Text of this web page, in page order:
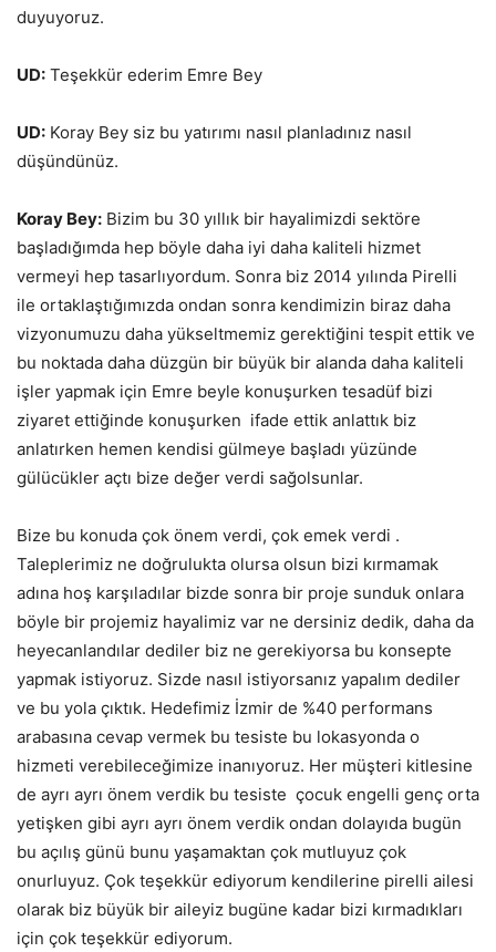
duyuyoruz.
UD: Teşekkür ederim Emre Bey
UD: Koray Bey siz bu yatırımı nasıl planladınız nasıl
düşündünüz.
Koray Bey: Bizim bu 30 yıllık bir hayalimizdi sektöre
başladığımda hep böyle daha iyi daha kaliteli hizmet
vermeyi hep tasarlıyordum. Sonra biz 2014 yılında Pirelli
ile ortaklaştığımızda ondan sonra kendimizin biraz daha
vizyonumuzu daha yükseltmemiz gerektiğini tespit ettik ve
bu noktada daha düzgün bir büyük bir alanda daha kaliteli
işler yapmak için Emre beyle konuşurken tesadüf bizi
ziyaret ettiğinde konuşurken ifade ettik anlattık biz
anlatırken hemen kendisi gülmeye başladı yüzünde
gülücükler açtı bize değer verdi sağolsunlar.
Bize bu konuda çok önem verdi, çok emek verdi .
Taleplerimiz ne doğrulukta olursa olsun bizi kırmamak
adına hoş karşıladılar bizde sonra bir proje sunduk onlara
böyle bir projemiz hayalimiz var ne dersiniz dedik, daha da
heyecanlandılar dediler biz ne gerekiyorsa bu konsepte
yapmak istiyoruz. Sizde nasıl istiyorsanız yapalım dediler
ve bu yola çıktık. Hedefimiz İzmir de %40 performans
arabasına cevap vermek bu tesiste bu lokasyonda o
hizmeti verebileceğimize inanıyoruz. Her müşteri kitlesine
de ayrı ayrı önem verdik bu tesiste çocuk engelli genç orta
yetişken gibi ayrı ayrı önem verdik ondan dolayıda bugün
bu açılış günü bunu yaşamaktan çok mutluyuz çok
onurluyuz. Çok teşekkür ediyorum kendilerine pirelli ailesi
olarak biz büyük bir aileyiz bugüne kadar bizi kırmadıkları
için çok teşekkür ediyorum.